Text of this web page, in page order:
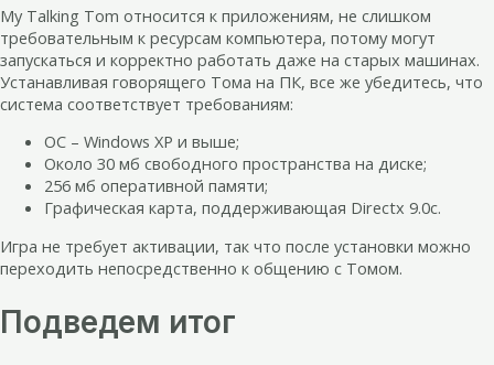
My Talking Tom относится к приложениям, не слишком
требовательным к ресурсам компьютера, потому могут
запускаться и корректно работать даже на старых машинах.
Устанавливая говорящего Тома на ПК, все же убедитесь, что
система соответствует требованиям:
ОС – Windows XP и выше;
Около 30 мб свободного пространства на диске;
256 мб оперативной памяти;
Графическая карта, поддерживающая Directx 9.0c.
Игра не требует активации, так что после установки можно
переходить непосредственно к общению с Томом.
Подведем итог